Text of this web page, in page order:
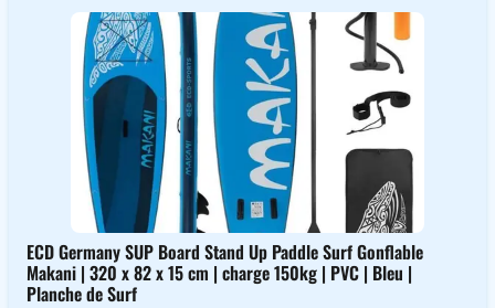
ECD Germany SUP Board Stand Up Paddle Surf Gonflable
Makani | 320 x 82 x 15 cm | charge 150kg | PVC | Bleu |
Planche de Surf